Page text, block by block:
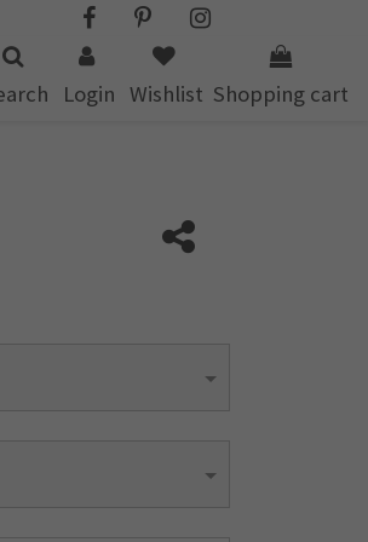
Login Wishlist Shopping cart